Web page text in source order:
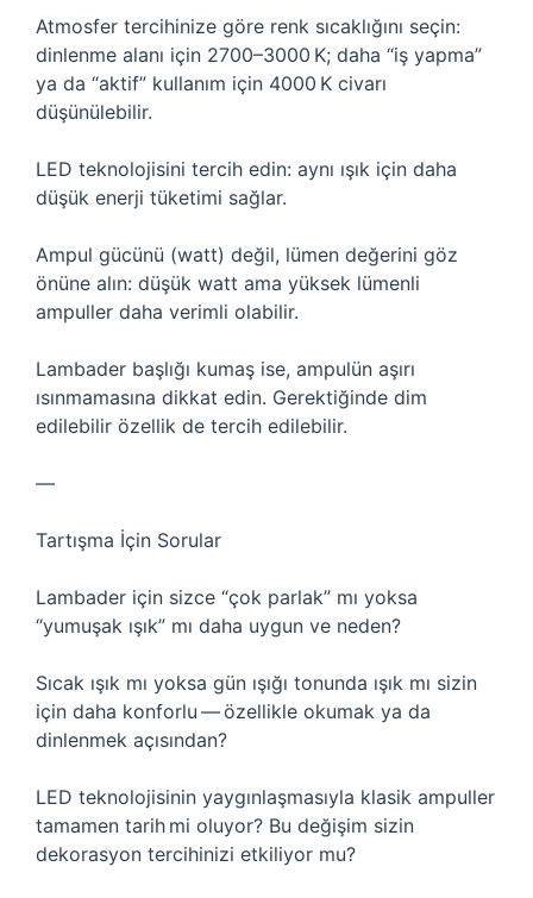
Atmosfer tercihinize göre renk sıcaklığını seçin:
dinlenme alanı için 2700–3000 K; daha “iş yapma”
ya da “aktif” kullanım için 4000 K civarı
düşünülebilir.
LED teknolojisini tercih edin: aynı ışık için daha
düşük enerji tüketimi sağlar.
Ampul gücünü (watt) değil, lümen değerini göz
önüne alın: düşük watt ama yüksek lümenli
ampuller daha verimli olabilir.
Lambader başlığı kumaş ise, ampulün aşırı
ısınmamasına dikkat edin. Gerektiğinde dim
edilebilir özellik de tercih edilebilir.
—
Tartışma İçin Sorular
Lambader için sizce “çok parlak” mı yoksa
“yumuşak ışık” mı daha uygun ve neden?
Sıcak ışık mı yoksa gün ışığı tonunda ışık mı sizin
için daha konforlu — özellikle okumak ya da
dinlenmek açısından?
LED teknolojisinin yaygınlaşmasıyla klasik ampuller
tamamen tarih mi oluyor? Bu değişim sizin
dekorasyon tercihinizi etkiliyor mu?